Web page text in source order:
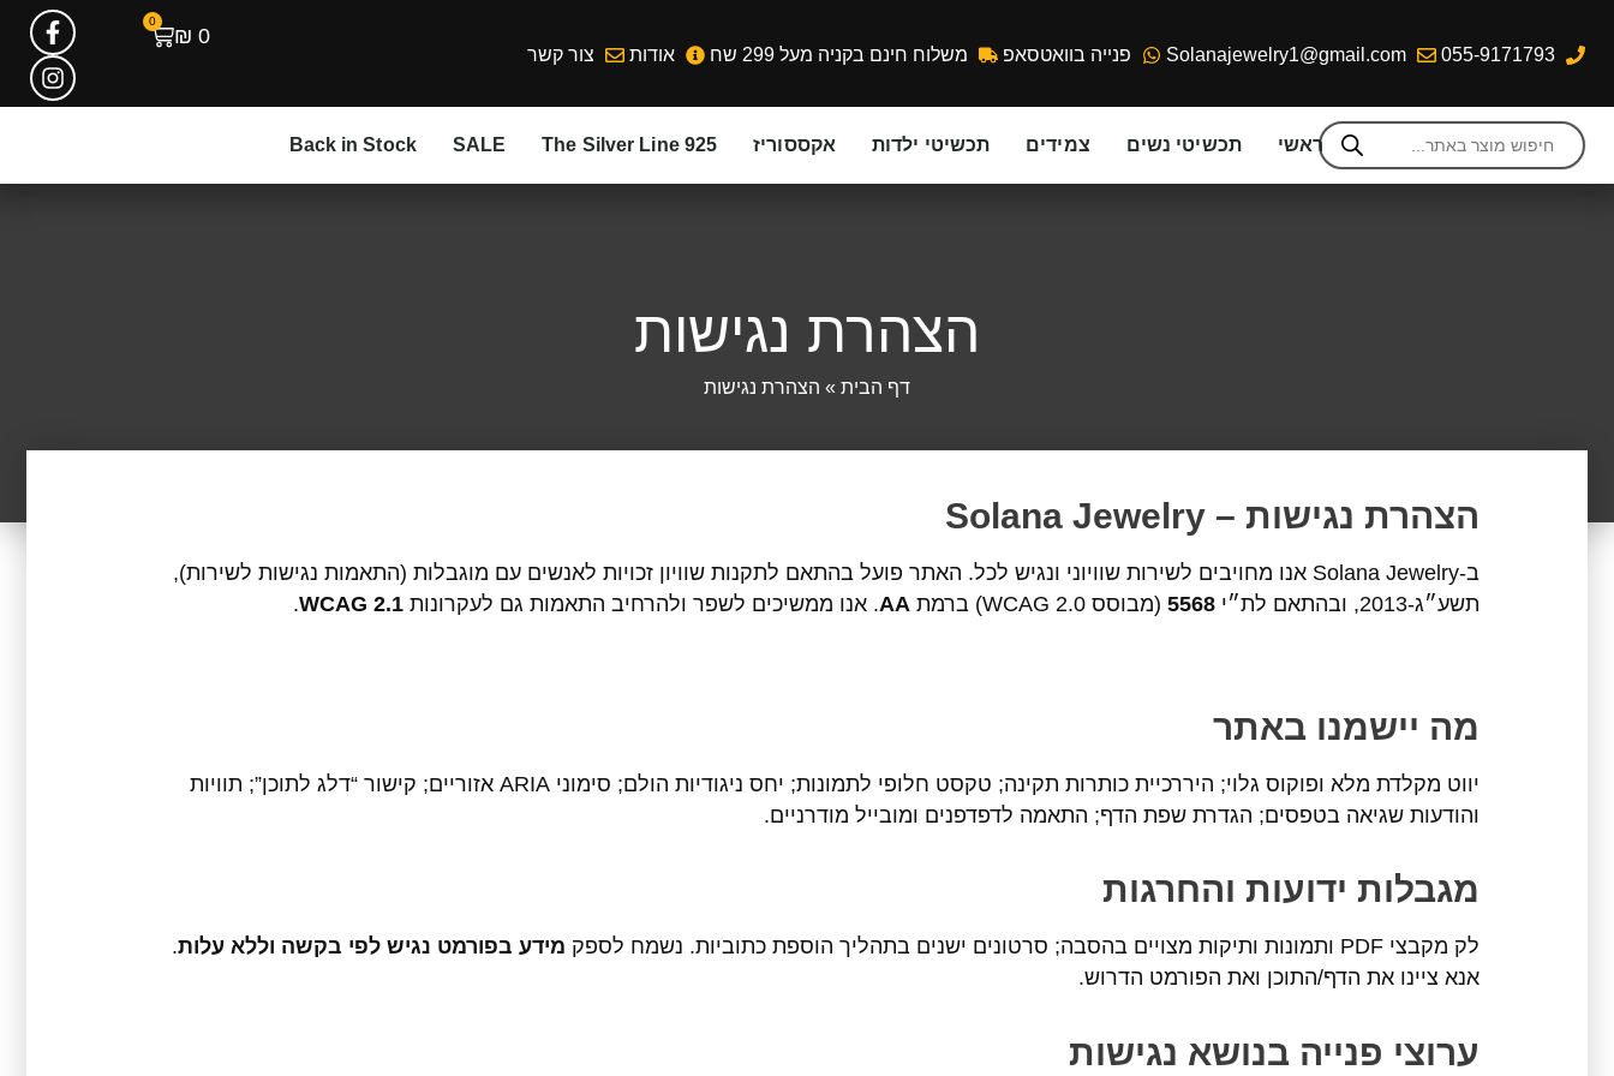
055-9171793
Solanajewelry1@gmail.com פנייה בוואטסאפ משלוח חינם בקניה מעל 299 שח אודות צור קשר
₪ 0
0
ראשי תכשיטי נשים צמידים תכשיטי ילדות אקססוריז The Silver Line 925
SALE
Back in Stock
הצהרת נגישות
דף הבית » הצהרת נגישות
הצהרת נגישות – Solana Jewelry
ב-Solana Jewelry אנו מחויבים לשירות שוויוני ונגיש לכל. האתר פועל בהתאם לתקנות שוויון זכויות לאנשים עם מוגבלות (התאמות נגישות לשירות),
תשע״ג-2013, ובהתאם לת״י
5568 (מבוסס WCAG 2.0) ברמת AA. אנו ממשיכים לשפר ולהרחיב התאמות גם לעקרונות WCAG 2.1
.
מה יישמנו באתר
יווט מקלדת מלא ופוקוס גלוי; היררכיית כותרות תקינה; טקסט חלופי לתמונות; יחס ניגודיות הולם; סימוני ARIA אזוריים; קישור “דלג לתוכן”; תוויות
והודעות שגיאה בטפסים; הגדרת שפת הדף; התאמה לדפדפנים ומובייל מודרניים.
מגבלות ידועות והחרגות​
לק מקבצי PDF ותמונות ותיקות מצויים בהסבה; סרטונים ישנים בתהליך הוספת כתוביות. נשמח לספק מידע בפורמט נגיש לפי בקשה וללא עלות.
אנא ציינו את הדף/התוכן ואת הפורמט הדרוש.
ערוצי פנייה בנושא נגישות​